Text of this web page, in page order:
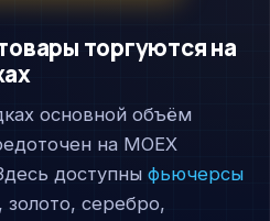
торгуются на
основной объём
на MOEX
доступныфьючерсы
золото, серебро,